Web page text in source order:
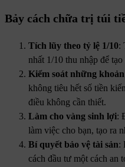
Bảy cách chữa trị túi
Tích lũy theo tỷ lệ 1/10:
nhất 1/10 thu nhập để
Kiểm soát những
không tiêu hết số tiền
điều không cần thiết.
Làm cho vàng sinh lợi:
làm việc cho bạn, tạo ra
Bí quyết bảo vệ tài sản:
cách đầu tư một cách an